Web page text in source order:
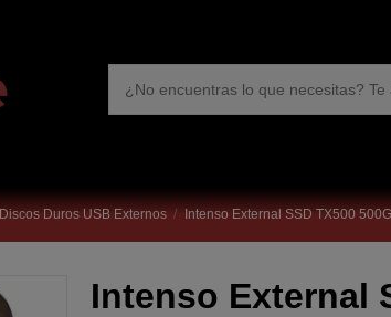
Discos Duros USB Externos Intenso External SSD TX500
Intenso External